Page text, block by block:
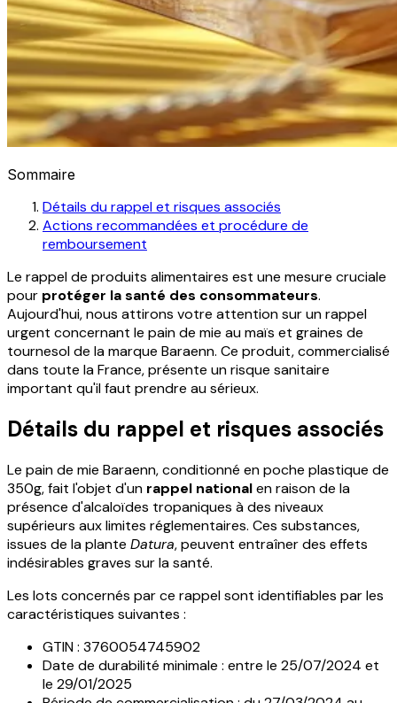
Sommaire
Détails du rappel et risques associés
Actions recommandées et procédure de
remboursement
Le rappel de produits alimentaires est une mesure cruciale
pour protéger la santé des consommateurs.
Aujourd'hui, nous attirons votre attention sur un rappel
urgent concernant le pain de mie au maïs et graines de
tournesol de la marque Baraenn. Ce produit, commercialisé
dans toute la France, présente un risque sanitaire
important qu'il faut prendre au sérieux.
Détails du rappel et risques associés
Le pain de mie Baraenn, conditionné en poche plastique de
350g, fait l'objet d'un rappel nationalen raison de la
présence d'alcaloïdes tropaniques à des niveaux
supérieurs aux limites réglementaires. Ces substances,
issues de la plante Datura, peuvent entraîner des effets
indésirables graves sur la santé.
Les lots concernés par ce rappel sont identifiables par les
caractéristiques suivantes :
GTIN : 3760054745902
Date de durabilité minimale : entre le 25/07/2024 et
le 29/01/2025